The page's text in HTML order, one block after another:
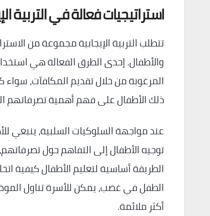
استراتيجيات فعالة في التربية
تتطلب التربية الإيجابية مجموعة من
والأطفال. إحدى الطرق الفعالة هي
المرغوبة من خلال تقديم المكافآت،
ذلك الأطفال على فهم أهمية تصرفاتهم
عند مواجهة السلوكيات السلبية، ينبغي
توجيه الأطفال إلى التفاهم حول
الطريقة أساسية لتعليم الأطفال كيفية
الطفل في غضب، يمكن للأسرة تناول
أكثر ملائمة.